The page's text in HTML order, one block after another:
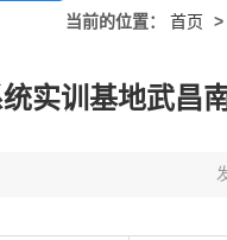
当前的位置： 首页 >
统实训基地武昌